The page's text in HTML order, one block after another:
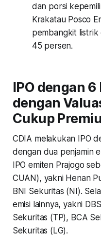
dan porsi
Krakatau Posco
pembangkit
45 persen.
IPO dengan
dengan
Cukup
CDIA melakukan IPO
dengan dua penjamin
IPO emiten Prajogo
CUAN), yakni Henan
BNI Sekuritas (NI).
emisi lainnya, yakni
Sekuritas (TP), BCA
Sekuritas (LG).